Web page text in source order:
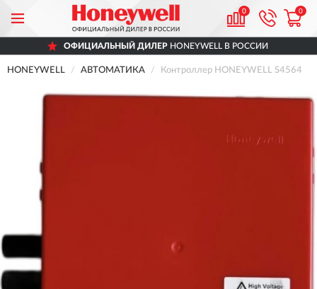
0 0
ОФИЦИАЛЬНЫЙ ДИЛЕР HONEYWELL В РОССИИ
HONEYWELL АВТОМАТИКА Контроллер HONEYWELL S4564